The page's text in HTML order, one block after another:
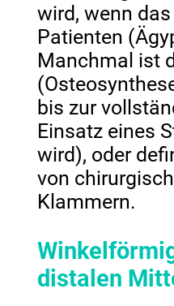
wird, wenn
Patienten
Manchmal ist
bis zur
Einsatz eines
wird), oder
von
Klammern.
distalen